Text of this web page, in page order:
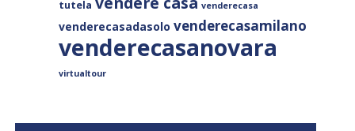
tutela venderecasa
venderecasadasolo venderecasamilano
venderecasanovara
virtualtour